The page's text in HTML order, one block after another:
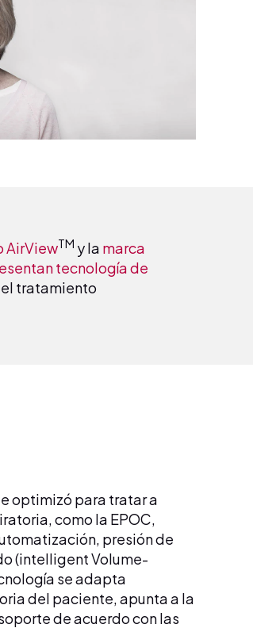
AirViewTM y la marca
tecnología de
tratamiento
optimizó para tratar a
como la EPOC,
presión de
(intelligent Volume-
se adapta
del paciente, apunta a la
de acuerdo con las